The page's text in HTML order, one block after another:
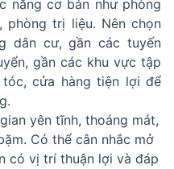
năng cơ bản như phòng
phòng trị liệu. Nên chọn
dân cư, gần các tuyến
gần các khu vực tập
cửa hàng tiện lợi để
yên tĩnh, thoáng mát,
Có thể cân nhắc mở
có vị trí thuận lợi và đáp